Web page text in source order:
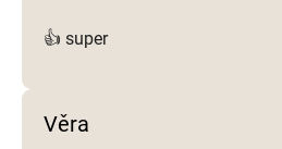
👍 super
Věra